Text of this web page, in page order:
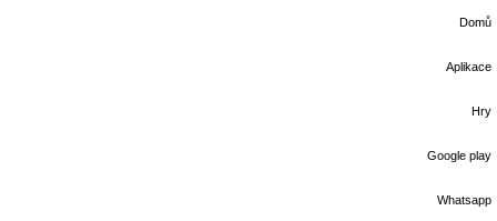
Domů
Aplikace
Hry
Google play
Whatsapp